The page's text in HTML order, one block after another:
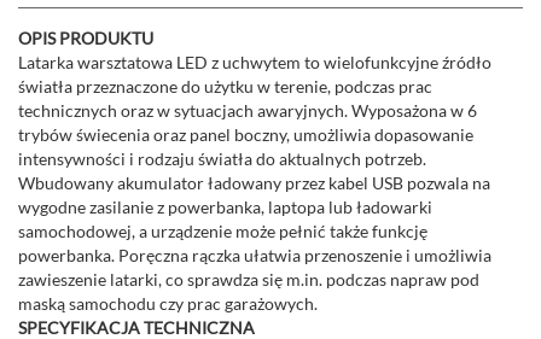
OPIS PRODUKTU
Latarka warsztatowa LED z uchwytem to wielofunkcyjne źródło
światła przeznaczone do użytku w terenie, podczas prac
technicznych oraz w sytuacjach awaryjnych. Wyposażona w 6
trybów świecenia oraz panel boczny, umożliwia dopasowanie
intensywności i rodzaju światła do aktualnych potrzeb.
Wbudowany akumulator ładowany przez kabel USB pozwala na
wygodne zasilanie z powerbanka, laptopa lub ładowarki
samochodowej, a urządzenie może pełnić także funkcję
powerbanka. Poręczna rączka ułatwia przenoszenie i umożliwia
zawieszenie latarki, co sprawdza się m.in. podczas napraw pod
maską samochodu czy prac garażowych.
SPECYFIKACJA TECHNICZNA